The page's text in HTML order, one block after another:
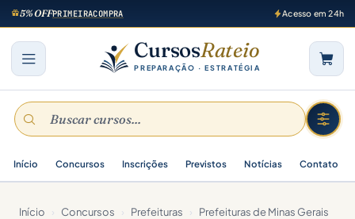
5% OFFPRIMEIRACOMPRA Acesso em 24h
CursosRateio
PREPARAÇÃO · ESTRATÉGIA
Início Concursos Inscrições Previstos Notícias Contato
Início › Concursos › Prefeituras ›
Prefeituras de Minas Gerais